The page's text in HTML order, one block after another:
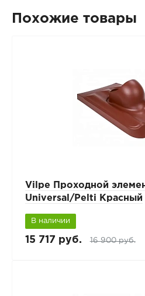
Похожие товары
Vilpe Проходной
Universal/Pelti Красный
В наличии
15 717 руб. 16 900 руб.